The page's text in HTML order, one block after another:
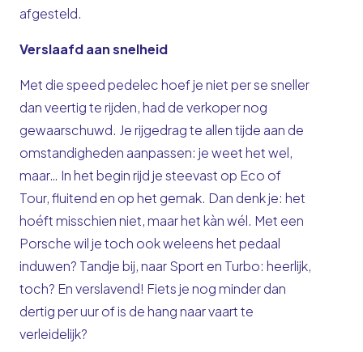
afgesteld.
Verslaafd aan snelheid
Met die speed pedelec hoef je niet per se sneller
dan veertig te rijden, had de verkoper nog
gewaarschuwd. Je rijgedrag te allen tijde aan de
omstandigheden aanpassen: je weet het wel,
maar… In het begin rijd je steevast op Eco of
Tour, fluitend en op het gemak. Dan denk je: het
hoéft misschien niet, maar het kàn wél. Met een
Porsche wil je toch ook weleens het pedaal
induwen? Tandje bij, naar Sport en Turbo: heerlijk,
toch? En verslavend! Fiets je nog minder dan
dertig per uur of is de hang naar vaart te
verleidelijk?